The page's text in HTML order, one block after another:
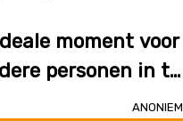
moment voor
personen in te
Anoniem